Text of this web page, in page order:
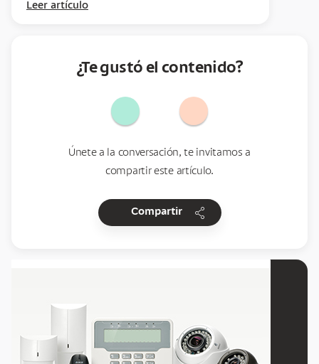
Leer artículo
¿Te gustó el contenido?
Únete a la conversación, te invitamos a
compartir este artículo.
Compartir share